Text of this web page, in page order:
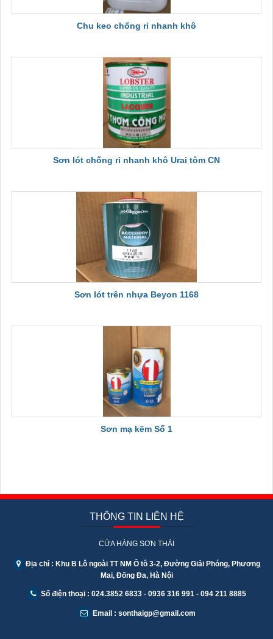
Chu keo chổng rỉ nhanh khô
Sơn lót chống rỉ nhanh khô Urai tôm CN
Sơn lót trên nhựa Beyon 1168
Sơn mạ kẽm Số 1
THÔNG TIN LIÊN HỆ
CỬA HÀNG SƠN THÁI
Địa chỉ : Khu B Lô ngoài TT NM Ô tô 3-2, Đường Giải Phóng, Phương
Mai, Đống Đa, Hà Nội
Số điện thoại : 024.3852 6833 - 0936 316 991 - 094 211 8885
Email : sonthaigp@gmail.com